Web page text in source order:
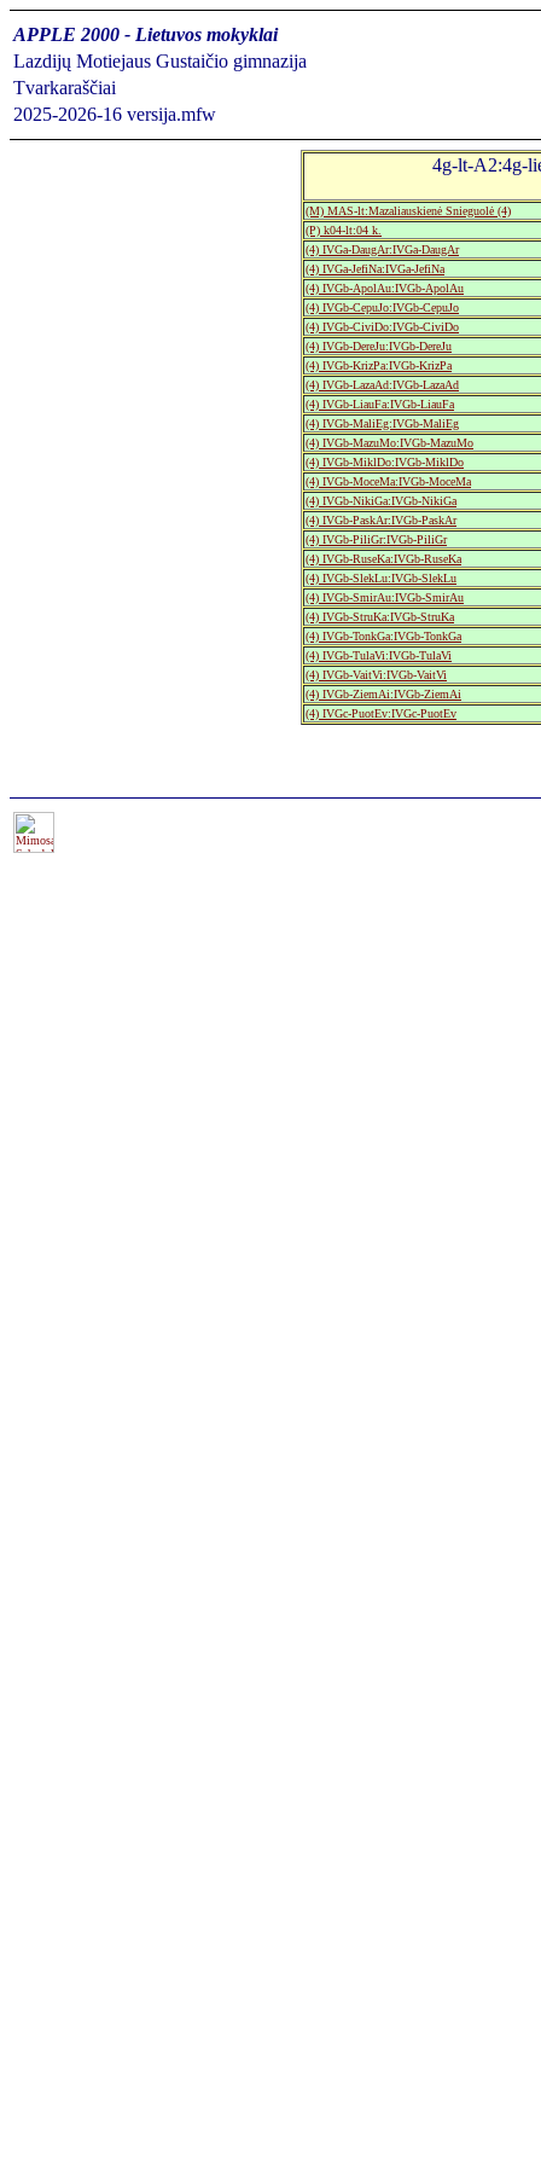
APPLE 2000 - Lietuvos mokyklai
Lazdijų Motiejaus Gustaičio gimnazija
Tvarkaraščiai
2025-2026-16 versija.mfw
4g-lt-A2:4g-
(M) MAS-lt:Mazaliauskienė Snieguolė (4)
(P) k04-lt:04 k.
(4) IVGa-DaugAr:IVGa-DaugAr
(4) IVGa-JefiNa:IVGa-JefiNa
(4) IVGb-ApolAu:IVGb-ApolAu
(4) IVGb-CepuJo:IVGb-CepuJo
(4) IVGb-CiviDo:IVGb-CiviDo
(4) IVGb-DereJu:IVGb-DereJu
(4) IVGb-KrizPa:IVGb-KrizPa
(4) IVGb-LazaAd:IVGb-LazaAd
(4) IVGb-LiauFa:IVGb-LiauFa
(4) IVGb-MaliEg:IVGb-MaliEg
(4) IVGb-MazuMo:IVGb-MazuMo
(4) IVGb-MiklDo:IVGb-MiklDo
(4) IVGb-MoceMa:IVGb-MoceMa
(4) IVGb-NikiGa:IVGb-NikiGa
(4) IVGb-PaskAr:IVGb-PaskAr
(4) IVGb-PiliGr:IVGb-PiliGr
(4) IVGb-RuseKa:IVGb-RuseKa
(4) IVGb-SlekLu:IVGb-SlekLu
(4) IVGb-SmirAu:IVGb-SmirAu
(4) IVGb-StruKa:IVGb-StruKa
(4) IVGb-TonkGa:IVGb-TonkGa
(4) IVGb-TulaVi:IVGb-TulaVi
(4) IVGb-VaitVi:IVGb-VaitVi
(4) IVGb-ZiemAi:IVGb-ZiemAi
(4) IVGc-PuotEv:IVGc-PuotEv